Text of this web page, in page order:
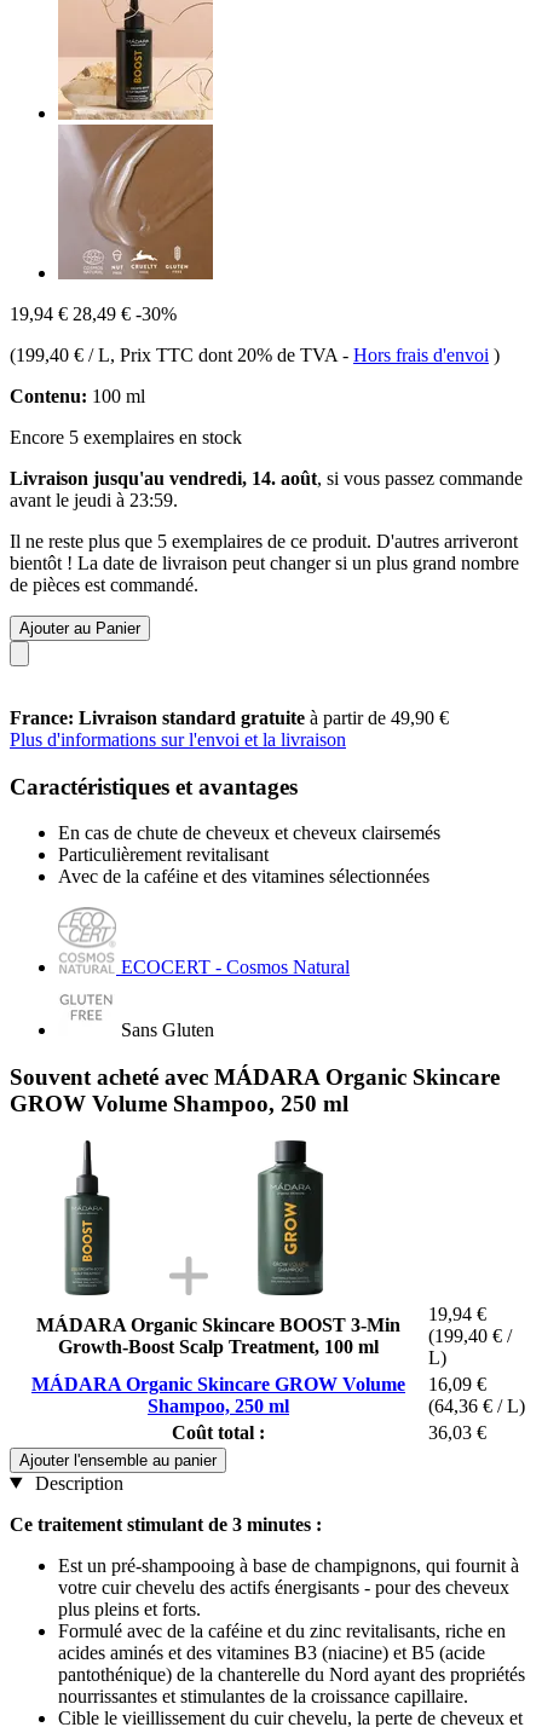
19,94 € 28,49 € -30%
(199,40 € / L, Prix TTC dont 20% de TVA - Hors frais d'envoi )
Contenu: 100 ml
Encore 5 exemplaires en stock
Livraison jusqu'au vendredi, 14. août, si vous passez commande
avant le jeudi à 23:59.
Il ne reste plus que 5 exemplaires de ce produit. D'autres arriveront
bientôt ! La date de livraison peut changer si un plus grand nombre
de pièces est commandé.
Ajouter au Panier
France: Livraison standard gratuite à partir de 49,90 €
Plus d'informations sur l'envoi et la livraison
Caractéristiques et avantages
En cas de chute de cheveux et cheveux clairsemés
Particulièrement revitalisant
Avec de la caféine et des vitamines sélectionnées
ECOCERT - Cosmos Natural
Sans Gluten
Souvent acheté avec MÁDARA Organic Skincare
GROW Volume Shampoo, 250 ml
MÁDARA Organic Skincare BOOST 3-Min
Growth-Boost Scalp Treatment, 100 ml
19,94 €
(199,40 € /
L)
MÁDARA Organic Skincare GROW Volume
Shampoo, 250 ml
16,09 €
(64,36 € / L)
Coût total :
36,03 €
Ajouter l'ensemble au panier
Description
Ce traitement stimulant de 3 minutes :
Est un pré-shampooing à base de champignons, qui fournit à
votre cuir chevelu des actifs énergisants - pour des cheveux
plus pleins et forts.
Formulé avec de la caféine et du zinc revitalisants, riche en
acides aminés et des vitamines B3 (niacine) et B5 (acide
pantothénique) de la chanterelle du Nord ayant des propriétés
nourrissantes et stimulantes de la croissance capillaire.
Cible le vieillissement du cuir chevelu, la perte de cheveux et